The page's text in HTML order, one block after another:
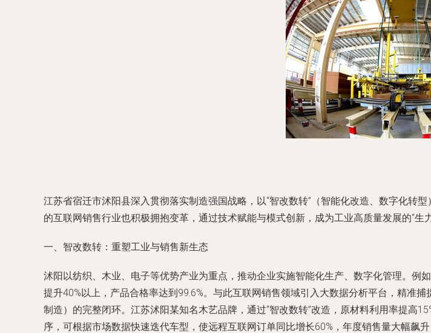
江苏省宿迁市沭阳县深入贯彻落实制造强国战略，以“智改数转”（智能化改造、数字化转
的互联网销售行业也积极拥抱变革，通过技术赋能与模式创新，成为工业高质量发展的“生力
一、智改数转：重塑工业与销售新生态
沭阳以纺织、木业、电子等优势产业为重点，推动企业实施智能化生产、数字化管理。
提升40%以上，产品合格率达到99.6%。与此互联网销售领域引入大数据分析平台，精准
制造）的完整闭环。江苏沭阳某知名木艺品牌，通过“智改数转”改造，原材料利用率提高
序，可根据市场数据快速迭代车型，使远程互联网订单同比增长60%，年度销售量大幅飙